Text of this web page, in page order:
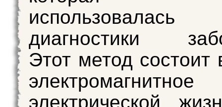
диагностики
Этот метод состоит
электрической